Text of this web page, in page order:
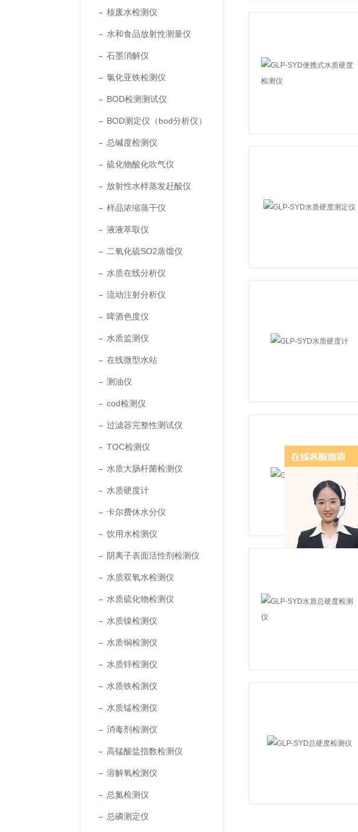
核废水检测仪
水和食品放射性测量仪
石墨消解仪
氯化亚铁检测仪
BOD检测测试仪
BOD测定仪（bod分析仪）
总碱度检测仪
硫化物酸化吹气仪
放射性水样蒸发赶酸仪
样品浓缩蒸干仪
液液萃取仪
二氧化硫SO2蒸馏仪
水质在线分析仪
流动注射分析仪
啤酒色度仪
水质监测仪
在线微型水站
测油仪
cod检测仪
过滤器完整性测试仪
TOC检测仪
水质大肠杆菌检测仪
水质硬度计
卡尔费休水分仪
饮用水检测仪
阴离子表面活性剂检测仪
水质双氧水检测仪
水质硫化物检测仪
水质镍检测仪
水质铜检测仪
水质锌检测仪
水质铁检测仪
水质锰检测仪
消毒剂检测仪
高锰酸盐指数检测仪
溶解氧检测仪
总氮检测仪
总磷测定仪